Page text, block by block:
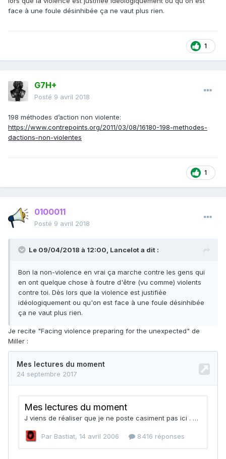
face à une foule désinhibée ça ne vaut plus rien.
1
G7H+
Posté 9 avril 2018
198 méthodes d’action non violente:
https://www.contrepoints.org/2011/03/08/16180-198-methodes-
dactions-non-violentes
1
0100011
Posté 9 avril 2018
Le 09/04/2018 à 12:00, Lancelota dit :
Bon la non-violence en vrai ça marche contre les gens qui
en ont quelque chose à foutre d'être (vu comme) violents
contre toi. Dès lors que la violence est justifiée
idéologiquement ou qu'on est face à une foule désinhibée
ça ne vaut plus rien.
Je recite "Facing violence preparing for the unexpected" de
Miller :